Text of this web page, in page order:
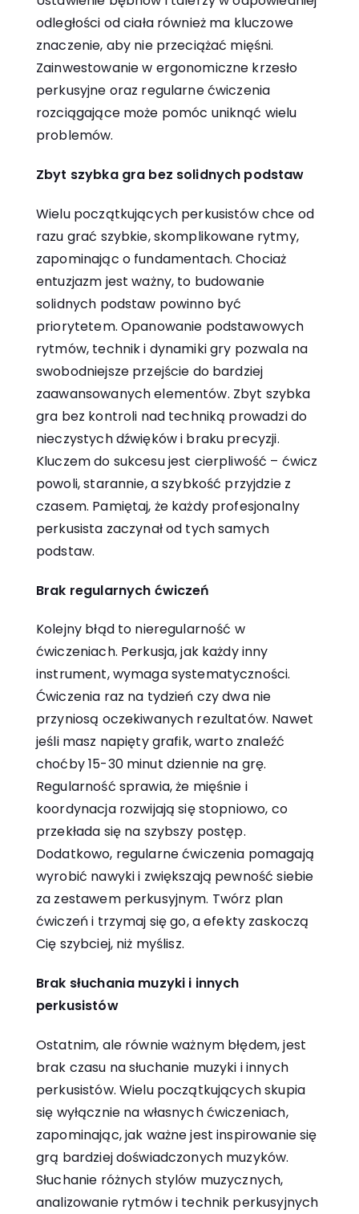
odległości od ciała również ma kluczowe
znaczenie, aby nie przeciążać mięśni.
Zainwestowanie w ergonomiczne krzesło
perkusyjne oraz regularne ćwiczenia
rozciągające może pomóc uniknąć wielu
problemów.
Zbyt szybka gra bez solidnych podstaw
Wielu początkujących perkusistów chce od
razu grać szybkie, skomplikowane rytmy,
zapominając o fundamentach. Chociaż
entuzjazm jest ważny, to budowanie
solidnych podstaw powinno być
priorytetem. Opanowanie podstawowych
rytmów, technik i dynamiki gry pozwala na
swobodniejsze przejście do bardziej
zaawansowanych elementów. Zbyt szybka
gra bez kontroli nad techniką prowadzi do
nieczystych dźwięków i braku precyzji.
Kluczem do sukcesu jest cierpliwość – ćwicz
powoli, starannie, a szybkość przyjdzie z
czasem. Pamiętaj, że każdy profesjonalny
perkusista zaczynał od tych samych
podstaw.
Brak regularnych ćwiczeń
Kolejny błąd to nieregularność w
ćwiczeniach. Perkusja, jak każdy inny
instrument, wymaga systematyczności.
Ćwiczenia raz na tydzień czy dwa nie
przyniosą oczekiwanych rezultatów. Nawet
jeśli masz napięty grafik, warto znaleźć
choćby 15-30 minut dziennie na grę.
Regularność sprawia, że mięśnie i
koordynacja rozwijają się stopniowo, co
przekłada się na szybszy postęp.
Dodatkowo, regularne ćwiczenia pomagają
wyrobić nawyki i zwiększają pewność siebie
za zestawem perkusyjnym. Twórz plan
ćwiczeń i trzymaj się go, a efekty zaskoczą
Cię szybciej, niż myślisz.
Brak słuchania muzyki i innych
perkusistów
Ostatnim, ale równie ważnym błędem, jest
brak czasu na słuchanie muzyki i innych
perkusistów. Wielu początkujących skupia
się wyłącznie na własnych ćwiczeniach,
zapominając, jak ważne jest inspirowanie się
grą bardziej doświadczonych muzyków.
Słuchanie różnych stylów muzycznych,
analizowanie rytmów i technik perkusyjnych